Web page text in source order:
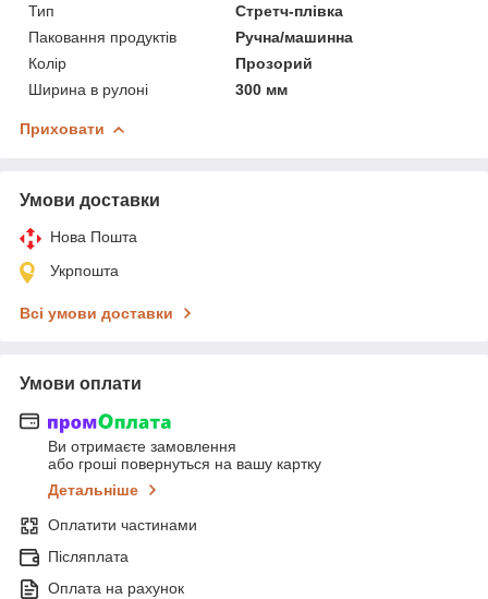
Тип
Стретч-плівка
Паковання продуктів
Ручна/машинна
Колір
Прозорий
Ширина в рулоні
300 мм
Приховати
Умови доставки
Нова Пошта
Укрпошта
Всі умови доставки
Умови оплати
Ви отримаєте замовлення
або гроші повернуться на вашу картку
Детальніше
Оплатити частинами
Післяплата
Оплата на рахунок